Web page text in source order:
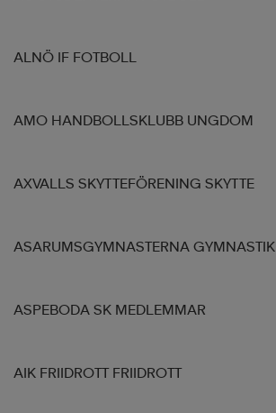
ALNÖ IF FOTBOLL
AMO HANDBOLLSKLUBB UNGDOM
AXVALLS SKYTTEFÖRENING SKYTTE
ASARUMSGYMNASTERNA GYMNASTIK
ASPEBODA SK MEDLEMMAR
AIK FRIIDROTT FRIIDROTT